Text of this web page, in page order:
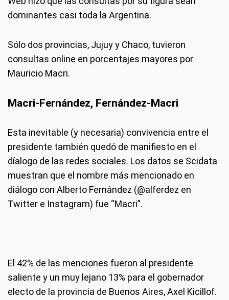
dominantes casi toda la Argentina.
Sólo dos provincias, Jujuy y Chaco, tuvieron
consultas online en porcentajes mayores por
Mauricio Macri.
Macri-Fernández, Fernández-Macri
Esta inevitable (y necesaria) convivencia entre el
presidente también quedó de manifiesto en el
díalogo de las redes sociales. Los datos se Scidata
muestran que el nombre más mencionado en
diálogo con Alberto Fernández (@alferdez en
Twitter e Instagram) fue “Macri”.
El 42% de las menciones fueron al presidente
saliente y un muy lejano 13% para el gobernador
electo de la provincia de Buenos Aires, Axel Kicillof.